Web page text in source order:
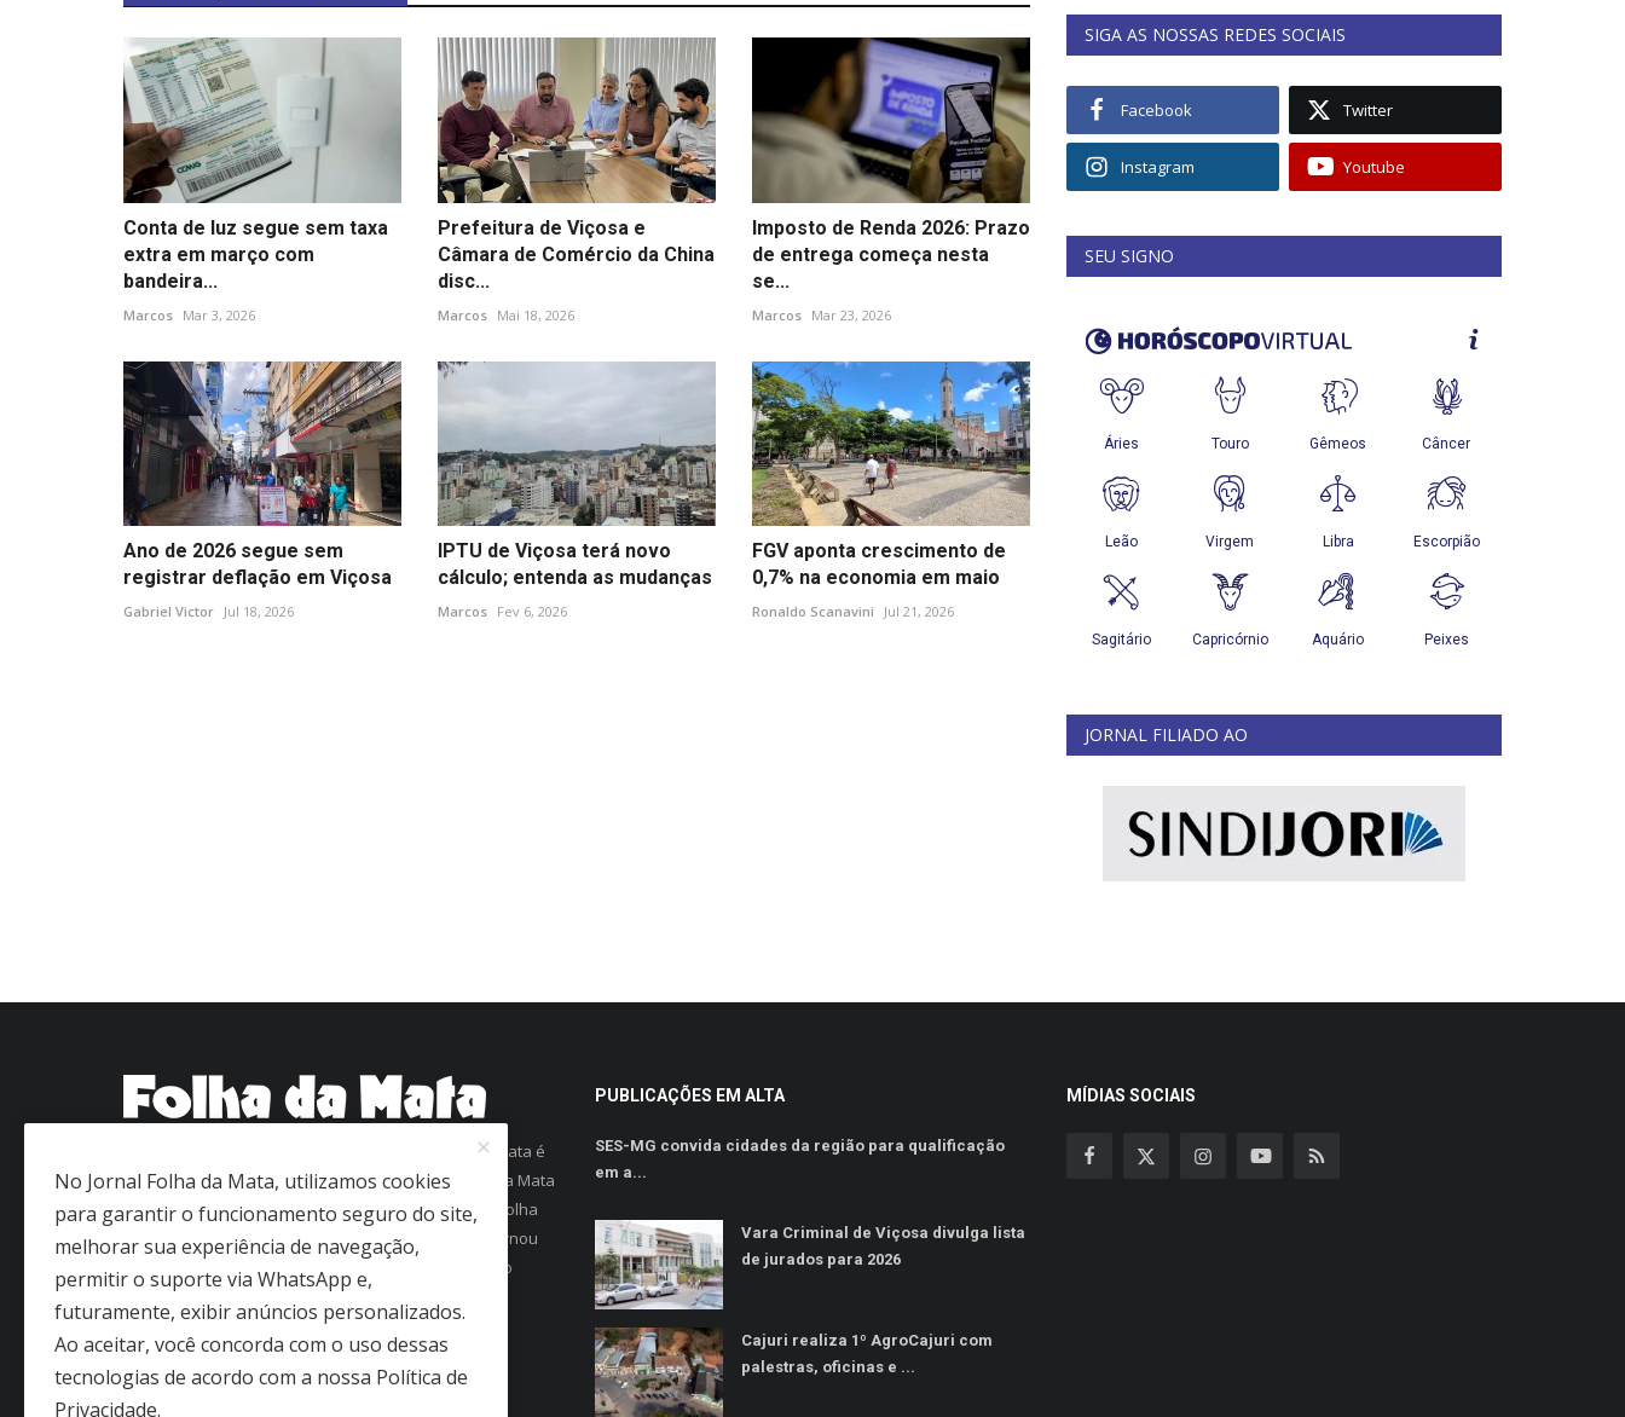
Conta de luz segue sem taxa
extra em março com
bandeira...
Marcos Mar 3, 2026
Prefeitura de Viçosa e
Câmara de Comércio da China
disc...
Marcos Mai 18, 2026
Imposto de Renda 2026: Prazo
de entrega começa nesta
se...
Marcos Mar 23, 2026
Ano de 2026 segue sem
registrar deflação em Viçosa
Gabriel Victor Jul 18, 2026
IPTU de Viçosa terá novo
cálculo; entenda as mudanças
Marcos Fev 6, 2026
FGV aponta crescimento de
0,7% na economia em maio
Ronaldo Scanavini Jul 21, 2026
SIGA AS NOSSAS REDES SOCIAIS
Facebook Twitter
Instagram Youtube
SEU SIGNO
JORNAL FILIADO AO
Com mais de 60 anos de história, o jornal Folha da Mata é
uma referência em informação na região da Zona da Mata
Mineira. Fundado em 1963 como Folha de Viçosa, o Folha
da Mata conquistou a confiança dos leitores e se tornou
um dos jornais mais antigos em circulação regular no
interior de Minas Gerais.
PUBLICAÇÕES EM ALTA
SES-MG convida cidades da região para qualificação
em a...
Vara Criminal de Viçosa divulga lista
de jurados para 2026
Cajuri realiza 1º AgroCajuri com
palestras, oficinas e ...
MÍDIAS SOCIAIS
No Jornal Folha da Mata, utilizamos cookies
para garantir o funcionamento seguro do site,
melhorar sua experiência de navegação,
permitir o suporte via WhatsApp e,
futuramente, exibir anúncios personalizados.
Ao aceitar, você concorda com o uso dessas
tecnologias de acordo com a nossa Política de
Privacidade.